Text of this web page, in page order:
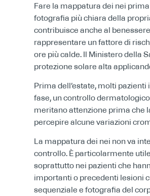
Fare la mappatura dei nei
fotografia più chiara della
contribuisce anche al
rappresentare un fattore di
ore più calde. Il Ministero della
protezione solare alta
Prima dell’estate, molti
fase, un controllo
meritano attenzione prima che
percepire alcune variazioni
La mappatura dei nei non va
controllo. È particolarmente
soprattutto nei pazienti che
importanti o precedenti lesioni
sequenziale e fotografia del